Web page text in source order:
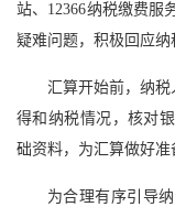
站、12366纳税缴费服
疑难问题，积极回应纳
汇算开始前，纳
得和纳税情况，核对
础资料，为汇算做好准
为合理有序引导